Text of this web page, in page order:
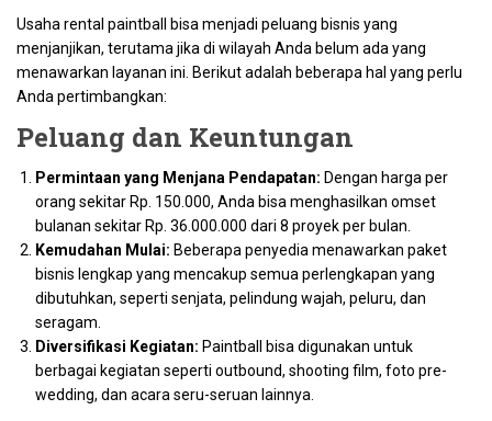
Usaha rental paintball bisa menjadi peluang bisnis yang
menjanjikan, terutama jika di wilayah Anda belum ada yang
menawarkan layanan ini. Berikut adalah beberapa hal yang perlu
Anda pertimbangkan:
Peluang dan Keuntungan
Permintaan yang Menjana Pendapatan: Dengan harga per
orang sekitar Rp. 150.000, Anda bisa menghasilkan omset
bulanan sekitar Rp. 36.000.000 dari 8 proyek per bulan.
Kemudahan Mulai: Beberapa penyedia menawarkan paket
bisnis lengkap yang mencakup semua perlengkapan yang
dibutuhkan, seperti senjata, pelindung wajah, peluru, dan
seragam.
Diversifikasi Kegiatan: Paintball bisa digunakan untuk
berbagai kegiatan seperti outbound, shooting film, foto pre-
wedding, dan acara seru-seruan lainnya.